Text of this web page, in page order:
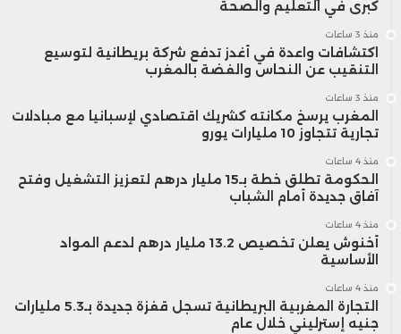
كبرى في التعليم والصحة
منذ 3 ساعات
اكتشافات واعدة في أغدز تدفع شركة بريطانية لتوسيع
التنقيب عن النحاس والفضة بالمغرب
منذ 3 ساعات
المغرب يرسخ مكانته كشريك اقتصادي لإسبانيا مع مبادلات
تجارية تتجاوز 10 مليارات يورو
منذ 4 ساعات
الحكومة تطلق خطة بـ15 مليار درهم لتعزيز التشغيل وفتح
آفاق جديدة أمام الشباب
منذ 4 ساعات
أخنوش يعلن تخصيص 13.2 مليار درهم لدعم المواد
الأساسية
منذ 4 ساعات
التجارة المغربية البريطانية تسجل قفزة جديدة بـ5.3 مليارات
جنيه إسترليني خلال عام